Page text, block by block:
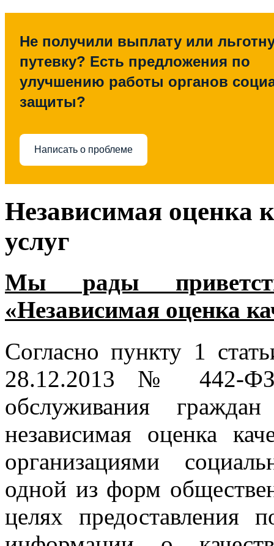
Не получили выплату или
путевку? Есть предложения по
улучшению работы органов
защиты?
Написать о проблеме
Независимая оценка
услуг
Мы рады
«Независимая оценка
Согласно пункту 1
28.12.2013 № 442-ФЗ
обслуживания
независимая оценка
организациями
одной из форм
целях предоставления